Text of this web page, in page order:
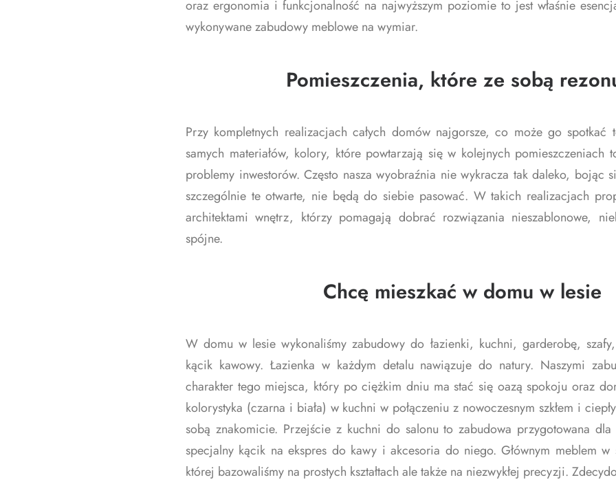
oraz ergonomia i funkcjonalność na najwyższym poziomie to jest właśnie
wykonywane zabudowy meblowe na wymiar.
Pomieszczenia, które ze sobą
Przy kompletnych realizacjach całych domów najgorsze, co może go spotkać
samych materiałów, kolory, które powtarzają się w kolejnych pomieszczeniach
problemy inwestorów. Często nasza wyobraźnia nie wykracza tak daleko, bojąc
szczególnie te otwarte, nie będą do siebie pasować. W takich realizacjach
architektami wnętrz, którzy pomagają dobrać rozwiązania nieszablonowe,
spójne.
Chcę mieszkać w domu w lesie
W domu w lesie wykonaliśmy zabudowy do łazienki, kuchni, garderobę,
kącik kawowy. Łazienka w każdym detalu nawiązuje do natury. Naszymi
charakter tego miejsca, który po ciężkim dniu ma stać się oazą spokoju oraz
kolorystyka (czarna i biała) w kuchni w połączeniu z nowoczesnym szkłem i
sobą znakomicie. Przejście z kuchni do salonu to zabudowa przygotowana dla
specjalny kącik na ekspres do kawy i akcesoria do niego. Głównym meblem
której bazowaliśmy na prostych kształtach ale także na niezwykłej precyzji.